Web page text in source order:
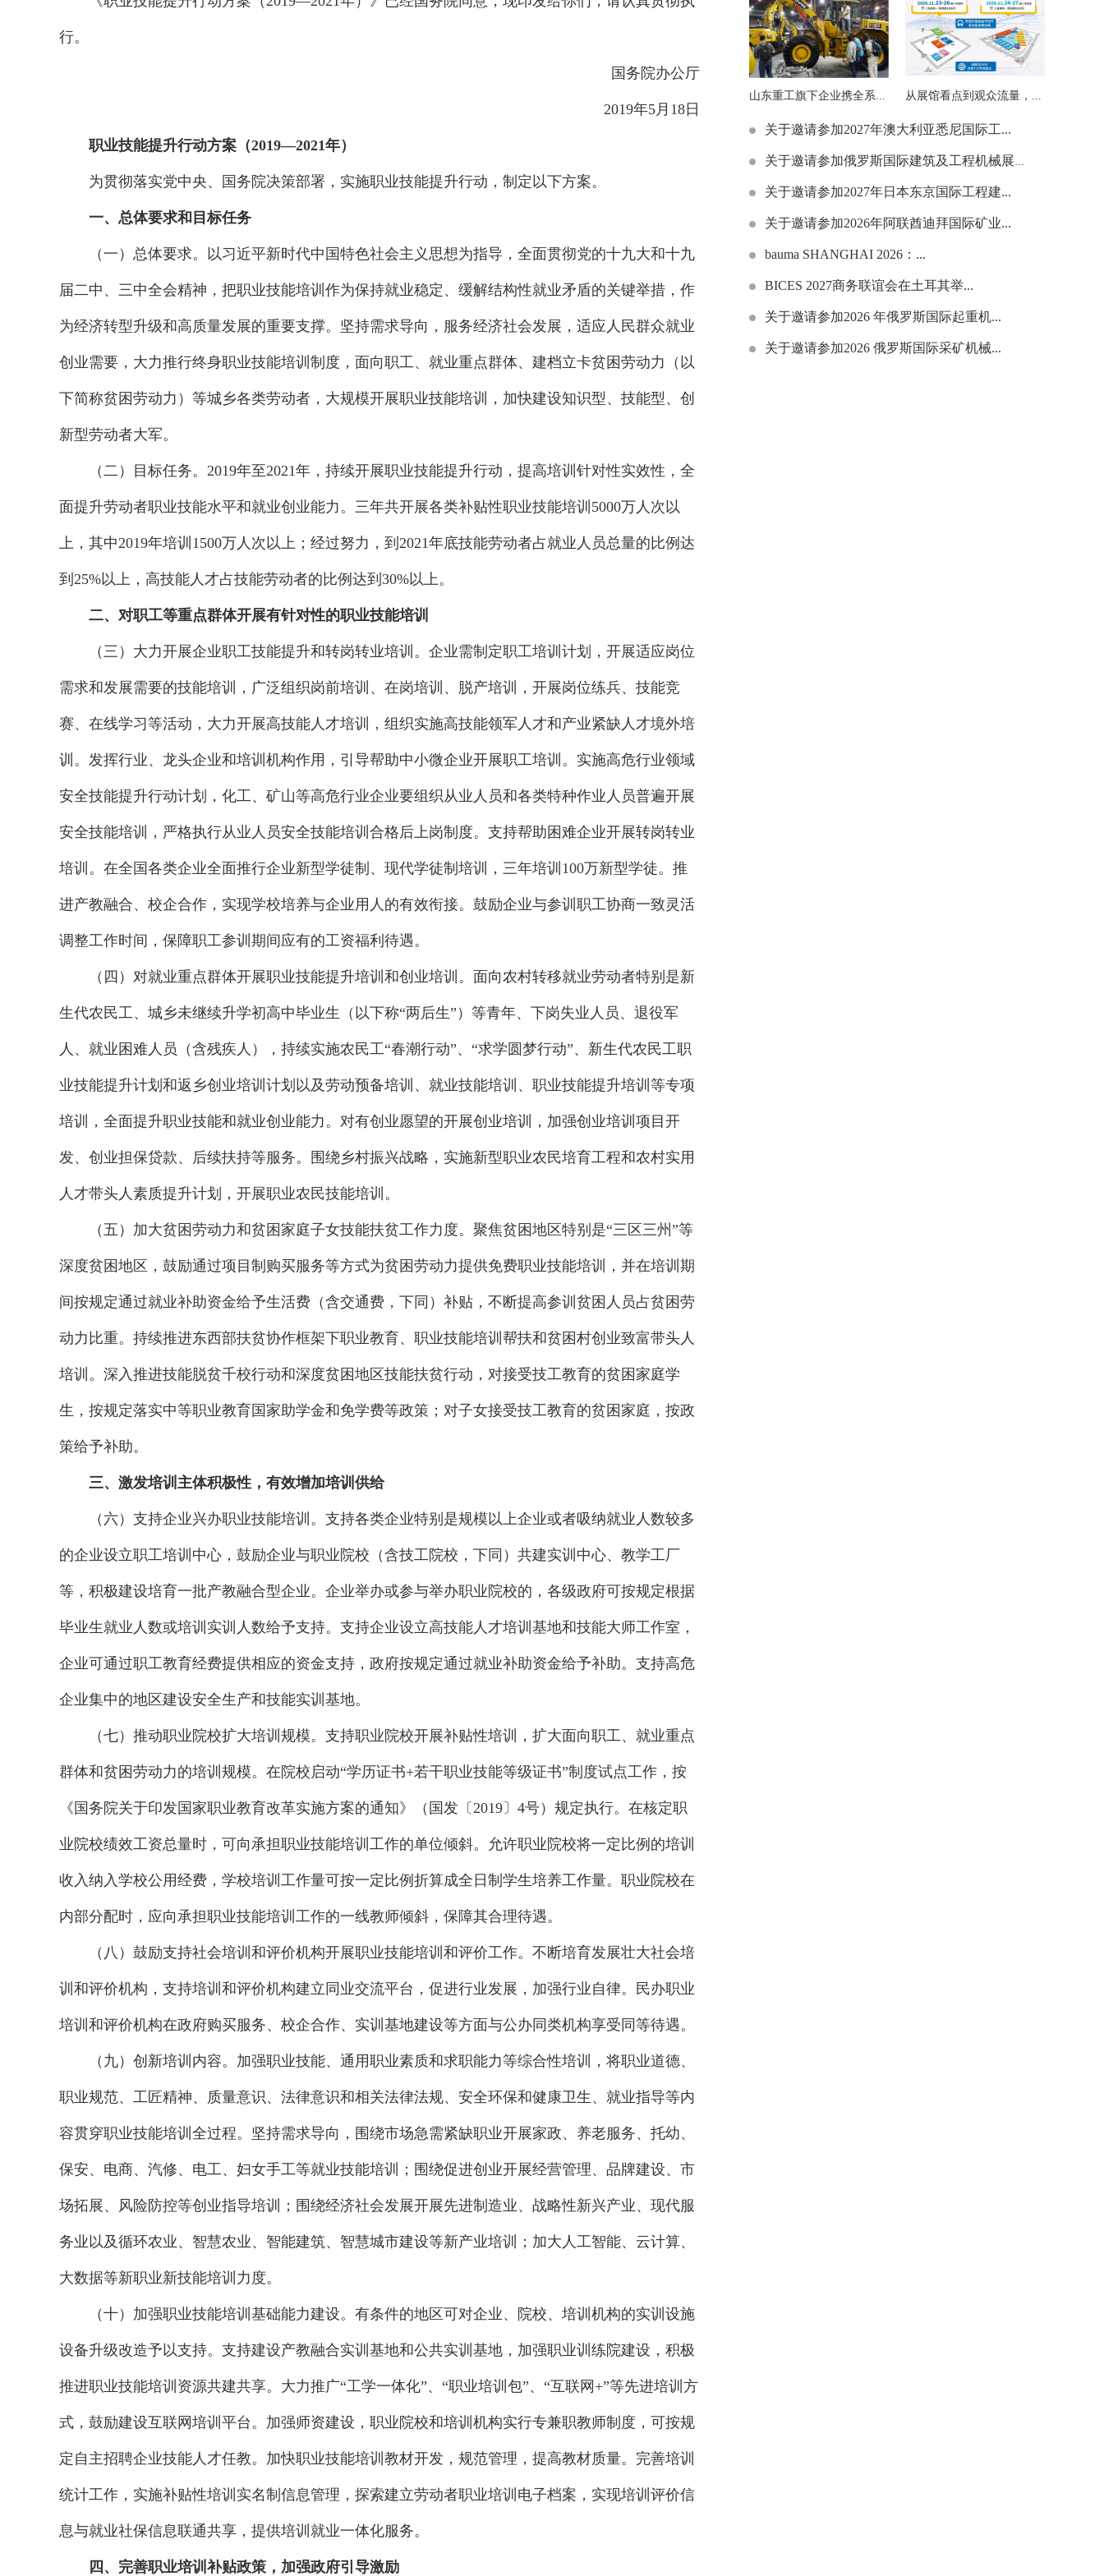
行。
国务院办公厅
2019年5月18日
职业技能提升行动方案（2019—2021年）
为贯彻落实党中央、国务院决策部署，实施职业技能提升行动，制定以下方案。
一、总体要求和目标任务
（一）总体要求。以习近平新时代中国特色社会主义思想为指导，全面贯彻党的十九大和十九
届二中、三中全会精神，把职业技能培训作为保持就业稳定、缓解结构性就业矛盾的关键举措，作
为经济转型升级和高质量发展的重要支撑。坚持需求导向，服务经济社会发展，适应人民群众就业
创业需要，大力推行终身职业技能培训制度，面向职工、就业重点群体、建档立卡贫困劳动力（以
下简称贫困劳动力）等城乡各类劳动者，大规模开展职业技能培训，加快建设知识型、技能型、创
新型劳动者大军。
（二）目标任务。2019年至2021年，持续开展职业技能提升行动，提高培训针对性实效性，全
面提升劳动者职业技能水平和就业创业能力。三年共开展各类补贴性职业技能培训5000万人次以
上，其中2019年培训1500万人次以上；经过努力，到2021年底技能劳动者占就业人员总量的比例达
到25%以上，高技能人才占技能劳动者的比例达到30%以上。
二、对职工等重点群体开展有针对性的职业技能培训
（三）大力开展企业职工技能提升和转岗转业培训。企业需制定职工培训计划，开展适应岗位
需求和发展需要的技能培训，广泛组织岗前培训、在岗培训、脱产培训，开展岗位练兵、技能竞
赛、在线学习等活动，大力开展高技能人才培训，组织实施高技能领军人才和产业紧缺人才境外培
训。发挥行业、龙头企业和培训机构作用，引导帮助中小微企业开展职工培训。实施高危行业领域
安全技能提升行动计划，化工、矿山等高危行业企业要组织从业人员和各类特种作业人员普遍开展
安全技能培训，严格执行从业人员安全技能培训合格后上岗制度。支持帮助困难企业开展转岗转业
培训。在全国各类企业全面推行企业新型学徒制、现代学徒制培训，三年培训100万新型学徒。推
进产教融合、校企合作，实现学校培养与企业用人的有效衔接。鼓励企业与参训职工协商一致灵活
调整工作时间，保障职工参训期间应有的工资福利待遇。
（四）对就业重点群体开展职业技能提升培训和创业培训。面向农村转移就业劳动者特别是新
生代农民工、城乡未继续升学初高中毕业生（以下称“两后生”）等青年、下岗失业人员、退役军
人、就业困难人员（含残疾人），持续实施农民工“春潮行动”、“求学圆梦行动”、新生代农民工职
业技能提升计划和返乡创业培训计划以及劳动预备培训、就业技能培训、职业技能提升培训等专项
培训，全面提升职业技能和就业创业能力。对有创业愿望的开展创业培训，加强创业培训项目开
发、创业担保贷款、后续扶持等服务。围绕乡村振兴战略，实施新型职业农民培育工程和农村实用
人才带头人素质提升计划，开展职业农民技能培训。
（五）加大贫困劳动力和贫困家庭子女技能扶贫工作力度。聚焦贫困地区特别是“三区三州”等
深度贫困地区，鼓励通过项目制购买服务等方式为贫困劳动力提供免费职业技能培训，并在培训期
间按规定通过就业补助资金给予生活费（含交通费，下同）补贴，不断提高参训贫困人员占贫困劳
动力比重。持续推进东西部扶贫协作框架下职业教育、职业技能培训帮扶和贫困村创业致富带头人
培训。深入推进技能脱贫千校行动和深度贫困地区技能扶贫行动，对接受技工教育的贫困家庭学
生，按规定落实中等职业教育国家助学金和免学费等政策；对子女接受技工教育的贫困家庭，按政
策给予补助。
三、激发培训主体积极性，有效增加培训供给
（六）支持企业兴办职业技能培训。支持各类企业特别是规模以上企业或者吸纳就业人数较多
的企业设立职工培训中心，鼓励企业与职业院校（含技工院校，下同）共建实训中心、教学工厂
等，积极建设培育一批产教融合型企业。企业举办或参与举办职业院校的，各级政府可按规定根据
毕业生就业人数或培训实训人数给予支持。支持企业设立高技能人才培训基地和技能大师工作室，
企业可通过职工教育经费提供相应的资金支持，政府按规定通过就业补助资金给予补助。支持高危
企业集中的地区建设安全生产和技能实训基地。
（七）推动职业院校扩大培训规模。支持职业院校开展补贴性培训，扩大面向职工、就业重点
群体和贫困劳动力的培训规模。在院校启动“学历证书+若干职业技能等级证书”制度试点工作，按
《国务院关于印发国家职业教育改革实施方案的通知》（国发〔2019〕4号）规定执行。在核定职
业院校绩效工资总量时，可向承担职业技能培训工作的单位倾斜。允许职业院校将一定比例的培训
收入纳入学校公用经费，学校培训工作量可按一定比例折算成全日制学生培养工作量。职业院校在
内部分配时，应向承担职业技能培训工作的一线教师倾斜，保障其合理待遇。
（八）鼓励支持社会培训和评价机构开展职业技能培训和评价工作。不断培育发展壮大社会培
训和评价机构，支持培训和评价机构建立同业交流平台，促进行业发展，加强行业自律。民办职业
培训和评价机构在政府购买服务、校企合作、实训基地建设等方面与公办同类机构享受同等待遇。
（九）创新培训内容。加强职业技能、通用职业素质和求职能力等综合性培训，将职业道德、
职业规范、工匠精神、质量意识、法律意识和相关法律法规、安全环保和健康卫生、就业指导等内
容贯穿职业技能培训全过程。坚持需求导向，围绕市场急需紧缺职业开展家政、养老服务、托幼、
保安、电商、汽修、电工、妇女手工等就业技能培训；围绕促进创业开展经营管理、品牌建设、市
场拓展、风险防控等创业指导培训；围绕经济社会发展开展先进制造业、战略性新兴产业、现代服
务业以及循环农业、智慧农业、智能建筑、智慧城市建设等新产业培训；加大人工智能、云计算、
大数据等新职业新技能培训力度。
（十）加强职业技能培训基础能力建设。有条件的地区可对企业、院校、培训机构的实训设施
设备升级改造予以支持。支持建设产教融合实训基地和公共实训基地，加强职业训练院建设，积极
推进职业技能培训资源共建共享。大力推广“工学一体化”、“职业培训包”、“互联网+”等先进培训方
式，鼓励建设互联网培训平台。加强师资建设，职业院校和培训机构实行专兼职教师制度，可按规
定自主招聘企业技能人才任教。加快职业技能培训教材开发，规范管理，提高教材质量。完善培训
统计工作，实施补贴性培训实名制信息管理，探索建立劳动者职业培训电子档案，实现培训评价信
息与就业社保信息联通共享，提供培训就业一体化服务。
四、完善职业培训补贴政策，加强政府引导激励
山东重工旗下企业携全系... 从展馆看点到观众流量，...
关于邀请参加2027年澳大利亚悉尼国际工...
关于邀请参加俄罗斯国际建筑及工程机械展览...
关于邀请参加2027年日本东京国际工程建...
关于邀请参加2026年阿联酋迪拜国际矿业...
bauma SHANGHAI 2026：...
BICES 2027商务联谊会在土耳其举...
关于邀请参加2026 年俄罗斯国际起重机...
关于邀请参加2026 俄罗斯国际采矿机械...